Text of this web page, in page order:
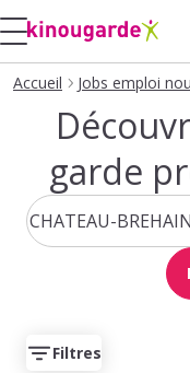
Accueil Jobs emploi
garde
Filtres